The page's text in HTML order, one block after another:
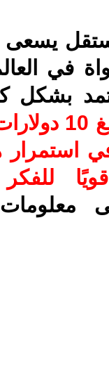
يسعى
في
ساهم/ي معنا!
استمرار
للفكر